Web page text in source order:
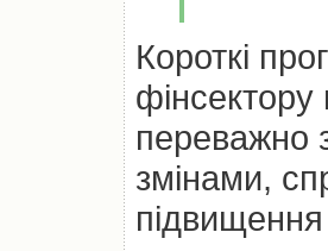
Короткі
переважно
змінами,
підвищення